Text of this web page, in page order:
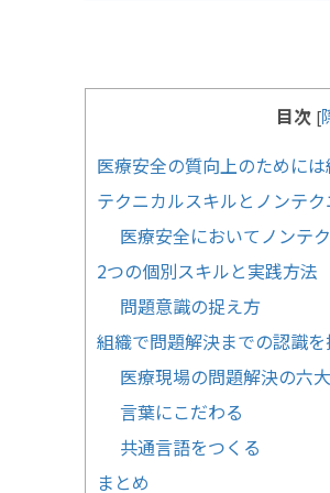
目次 [
医療安全の質向上のために
テクニカルスキルとノンテ
医療安全においてノンテ
2つの個別スキルと実践方法
問題意識の捉え方
組織で問題解決までの認識
医療現場の問題解決の六
言葉にこだわる
共通言語をつくる
まとめ